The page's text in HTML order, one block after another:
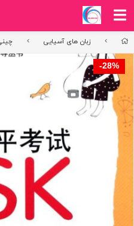
زبان های آسیایی
28%-